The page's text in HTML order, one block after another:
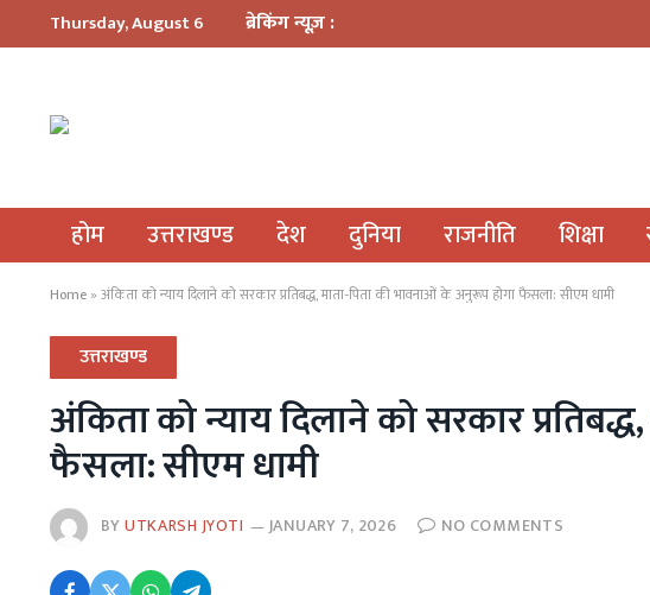
Thursday, August 6 ब्रेकिंग न्यूज़ :
होम उत्तराखण्ड देश दुनिया राजनीति शिक्षा
Home » अंकिता को न्याय दिलाने को सरकार प्रतिबद्ध, माता-पिता की भावनाओं के अनुरूप होगा फैसला: सीएम धामी
उत्तराखण्ड
अंकिता को न्याय दिलाने को सरकार
फैसला: सीएम धामी
BYUTKARSH JYOTI JANUARY 7, 2026 NO COMMENTS